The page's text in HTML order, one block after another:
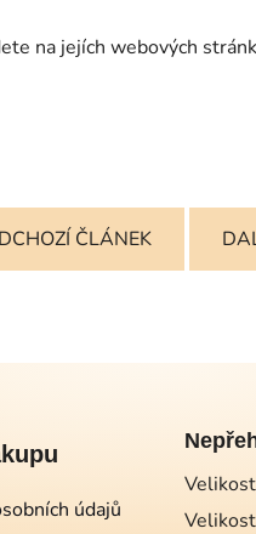
na jejích webových
ČLÁNEK
údajů